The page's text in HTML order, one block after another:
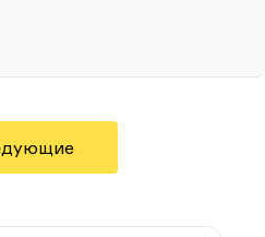
сказать, бывших
тупик. Потому что
перебежали на сторону
войну, кататься по
когда у тебя нет